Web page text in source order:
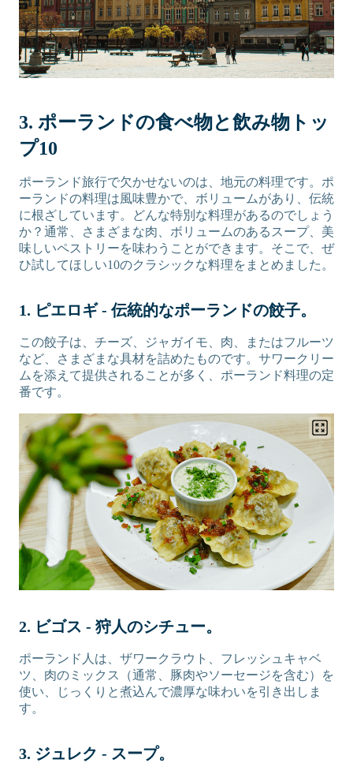
3. ポーランドの食べ物と飲み物トッ
プ10
ポーランド旅行で欠かせないのは、地元の料理です。ポ
ーランドの料理は風味豊かで、ボリュームがあり、伝統
に根ざしています。どんな特別な料理があるのでしょう
か？通常、さまざまな肉、ボリュームのあるスープ、美
味しいペストリーを味わうことができます。そこで、ぜ
ひ試してほしい10のクラシックな料理をまとめました。
1. ピエロギ - 伝統的なポーランドの餃子。
この餃子は、チーズ、ジャガイモ、肉、またはフルーツ
など、さまざまな具材を詰めたものです。サワークリー
ムを添えて提供されることが多く、ポーランド料理の定
番です。
2. ビゴス - 狩人のシチュー。
ポーランド人は、ザワークラウト、フレッシュキャベ
ツ、肉のミックス（通常、豚肉やソーセージを含む）を
使い、じっくりと煮込んで濃厚な味わいを引き出しま
す。
3. ジュレク - スープ。